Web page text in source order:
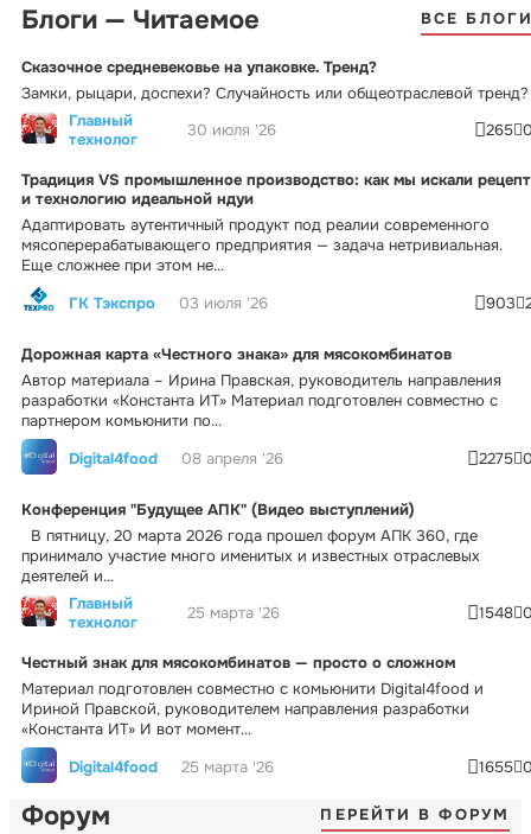
Блоги — Читаемое ВСЕ
Сказочное средневековье на упаковке. Тренд?
Замки, рыцари, доспехи? Случайность или общеотраслевой тренд?
Главный
технолог
30 июля '26 265
Традиция VS промышленное производство: как мы искали рецепт
и технологию идеальной ндуи
Адаптировать аутентичный продукт под реалии современного
мясоперерабатывающего предприятия — задача нетривиальная.
Еще сложнее при этом не...
ГК Тэкспро
03 июля '26 903
Дорожная карта «Честного знака» для мясокомбинатов
Автор материала – Ирина Правская, руководитель направления
разработки «Константа ИТ» Материал подготовлен совместно с
партнером комьюнити по...
Digital4food
08 апреля '26 2275
Конференция "Будущее АПК" (Видео выступлений)
В пятницу, 20 марта 2026 года прошел форум АПК 360, где
принимало участие много именитых и известных отраслевых
деятелей и...
Главный
технолог
25 марта '26 1548
Честный знак для мясокомбинатов — просто о сложном
Материал подготовлен совместно с комьюнити Digital4food и
Ириной Правской, руководителем направления разработки
«Константа ИТ» И вот момент...
Digital4food
25 марта '26 1655
Форум ПЕРЕЙТИ В ФОРУМ